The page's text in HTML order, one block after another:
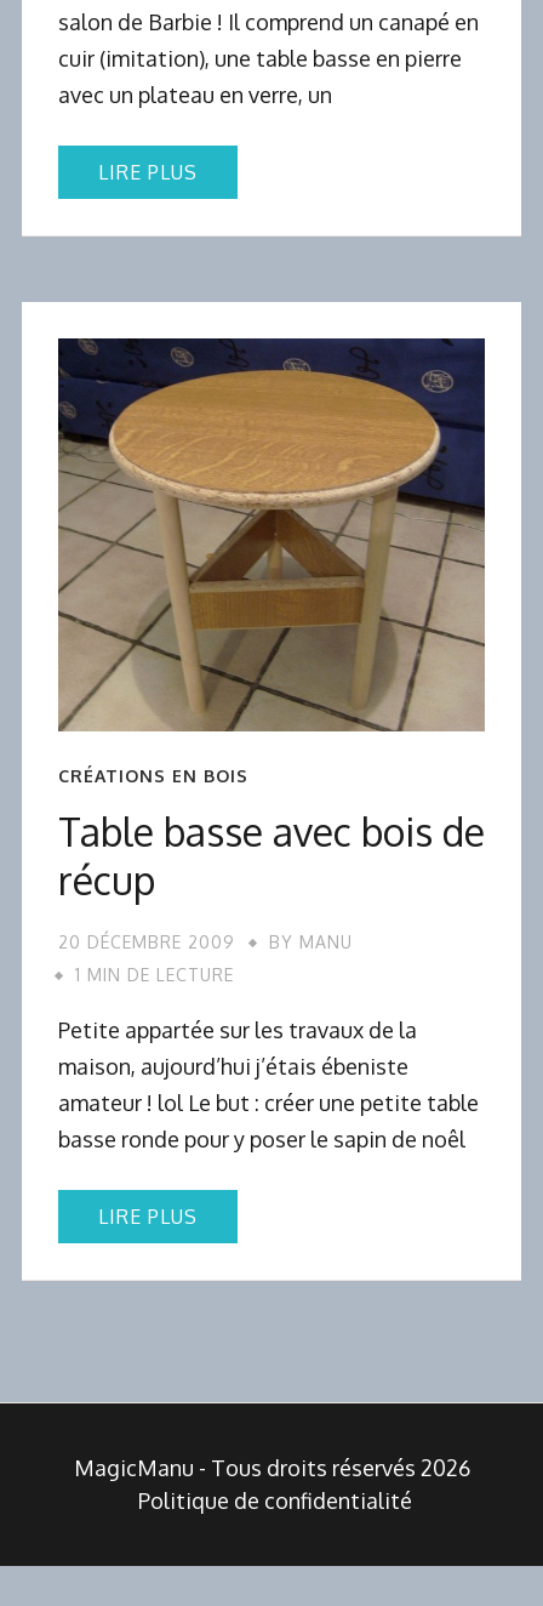
salon de Barbie ! Il comprend un canapé en
cuir (imitation), une table basse en pierre
avec un plateau en verre, un
LIRE PLUS
CRÉATIONS EN BOIS
Table basse avec bois de
récup
20 DÉCEMBRE 2009 BY MANU
1 MIN DE LECTURE
Petite appartée sur les travaux de la
maison, aujourd’hui j’étais ébeniste
amateur ! lol Le but : créer une petite table
basse ronde pour y poser le sapin de noêl
LIRE PLUS
MagicManu - Tous droits réservés 2026
Politique de confidentialité